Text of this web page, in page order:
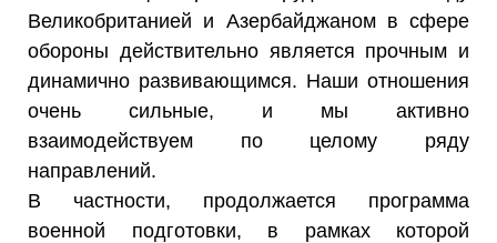
Великобританией и Азербайджаном в сфере
обороны действительно является прочным и
динамично развивающимся. Наши отношения
очень сильные, и мы активно
взаимодействуем по целому ряду
направлений.
В частности, продолжается программа
военной подготовки, в рамках которой